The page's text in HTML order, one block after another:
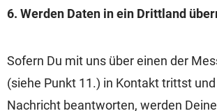
6. Werden Daten in ein Drittland
Sofern Du mit uns über einen der
(siehe Punkt 11.) in Kontakt trittst
Nachricht beantworten, werden